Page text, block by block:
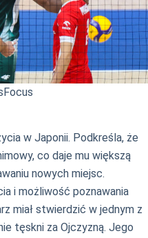
w Japonii. Podkreśla, że
co daje mu większą
nowych miejsc.
i możliwość poznawania
miał stwierdzić w jednym z
tęskni za Ojczyzną. Jego